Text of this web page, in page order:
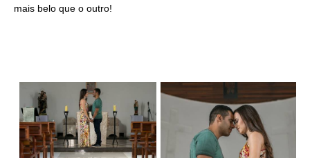
mais belo que o outro!